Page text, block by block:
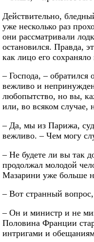
Действительно,
уже несколько раз
они рассматривали
остановился. Правда,
как лицо его
– Господа, –
вежливо и
любопытство, но вы,
или, во всяком случае,
– Да, мы из Парижа,
вежливо. – Чем могу
– Не будете ли вы так
продолжал молодой
Мазарини уже больше
– Вот странный
– Он и министр и не
Половина Франции
интригами и